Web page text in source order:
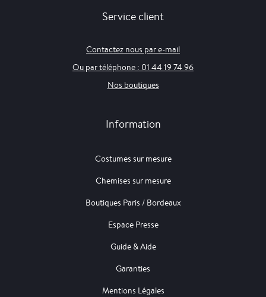
Service client
Contactez nous par e-mail
Ou par téléphone : 01 44 19 74 96
Nos boutiques
Information
Costumes sur mesure
Chemises sur mesure
Boutiques Paris / Bordeaux
Espace Presse
Guide & Aide
Garanties
Mentions Légales